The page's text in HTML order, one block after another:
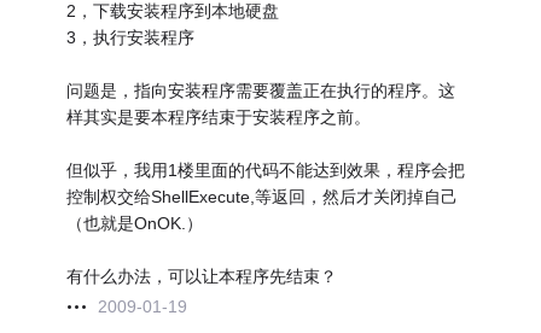
2，下载安装程序到本地硬盘
3，执行安装程序
问题是，指向安装程序需要覆盖正在执行的程序。这
样其实是要本程序结束于安装程序之前。
但似乎，我用1楼里面的代码不能达到效果，程序会把
控制权交给ShellExecute,等返回，然后才关闭掉自己
（也就是OnOK.）
有什么办法，可以让本程序先结束？
2009-01-19